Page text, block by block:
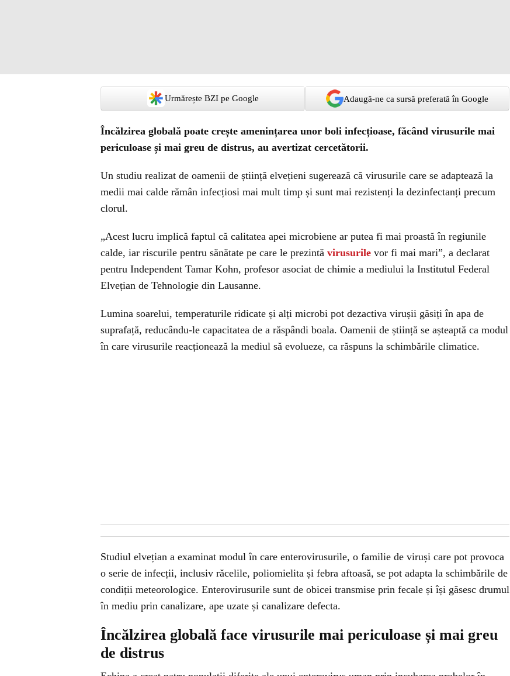
Urmărește BZI pe Google Adaugă-ne ca sursă preferată în Google
Încălzirea globală poate crește amenințarea unor boli infecțioase, făcând virusurile mai
periculoase și mai greu de distrus, au avertizat cercetătorii.
Un studiu realizat de oamenii de știință elvețieni sugerează că virusurile care se adaptează la
medii mai calde rămân infecțiosi mai mult timp și sunt mai rezistenți la dezinfectanți precum
clorul.
„Acest lucru implică faptul că calitatea apei microbiene ar putea fi mai proastă în regiunile
calde, iar riscurile pentru sănătate pe care le prezintă virusurile vor fi mai mari”, a declarat
pentru Independent Tamar Kohn, profesor asociat de chimie a mediului la Institutul Federal
Elvețian de Tehnologie din Lausanne.
Lumina soarelui, temperaturile ridicate și alți microbi pot dezactiva virușii găsiți în apa de
suprafață, reducându-le capacitatea de a răspândi boala. Oamenii de știință se așteaptă ca modul
în care virusurile reacționează la mediul să evolueze, ca răspuns la schimbările climatice.
Studiul elvețian a examinat modul în care enterovirusurile, o familie de viruși care pot provoca
o serie de infecții, inclusiv răcelile, poliomielita și febra aftoasă, se pot adapta la schimbările de
condiții meteorologice. Enterovirusurile sunt de obicei transmise prin fecale și își găsesc drumul
în mediu prin canalizare, ape uzate și canalizare defecta.
Încălzirea globală face virusurile mai periculoase și mai greu
de distrus